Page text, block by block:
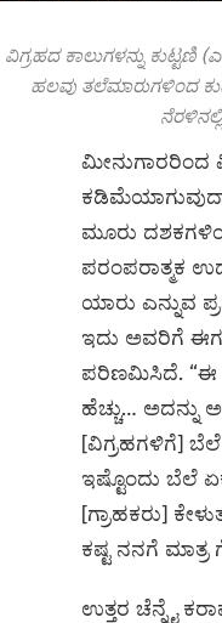
ವಿಗ್ರಹದ ಕಾಲುಗಳನ್ನು ಕುಟ್ಟಣಿ
ಹಲವು ತಲೆಮಾರುಗಳಿಂದ
ಮೀನುಗಾರರಿಂದ
ಮೂರು
ಪರಂಪರಾತ್ಮಕ
ಯಾರು ಎನ್ನುವ
ಇದು ಅವರಿಗೆ ಈಗ
ಪರಿಣಮಿಸಿದೆ. “ಈ
ಹೆಚ್ಚು… ಅದನ್ನು
[ವಿಗ್ರಹಗಳಿಗೆ]
ಇಷ್ಟೊಂದು ಬೆಲೆ
[ಗ್ರಾಹಕರು]
ಕಷ್ಟ ನನಗೆ ಮಾತ್ರ
ಉತ್ತರ ಚೆನ್ನೈ